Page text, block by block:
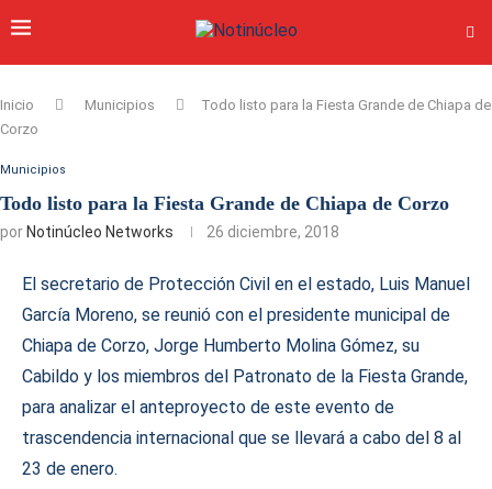
Inicio Municipios
Todo listo para la Fiesta Grande de Chiapa de
Corzo
Municipios
Todo listo para la Fiesta Grande de Chiapa de Corzo
por Notinúcleo Networks 26 diciembre, 2018
El secretario de Protección Civil en el estado, Luis Manuel
García Moreno, se reunió con el presidente municipal de
Chiapa de Corzo, Jorge Humberto Molina Gómez, su
Cabildo y los miembros del Patronato de la Fiesta Grande,
para analizar el anteproyecto de este evento de
trascendencia internacional que se llevará a cabo del 8 al
23 de enero.